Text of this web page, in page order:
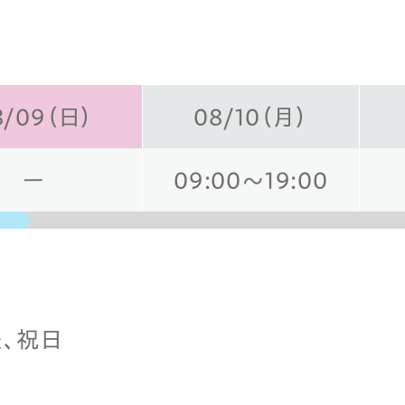
（日） 08/10（月）
ー 09:00～19:00
祝日